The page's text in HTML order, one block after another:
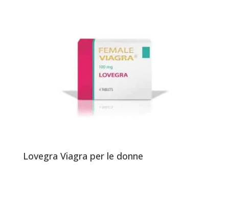
Lovegra Viagra per le donne